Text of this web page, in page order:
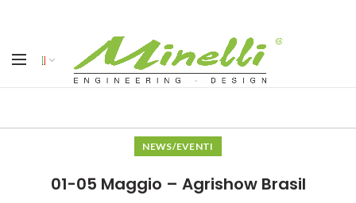
NEWS/EVENTI
01-05 Maggio – Agrishow Brasil